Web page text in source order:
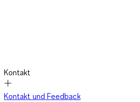
Kontakt
Kontakt und Feedback